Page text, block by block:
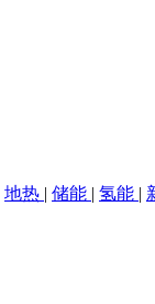
地热 | 储能 | 氢能 |